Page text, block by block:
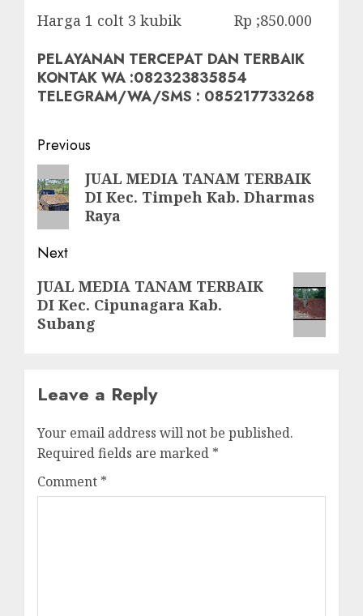
Harga 1 colt 3 kubik Rp ;850.000
PELAYANAN TERCEPAT DAN TERBAIK
KONTAK WA :082323835854
TELEGRAM/WA/SMS : 085217733268
Post
navigation
Previous
Previous
post:
JUAL MEDIA TANAM TERBAIK
DI Kec. Timpeh Kab. Dharmas
Raya
Next
Next
post:
JUAL MEDIA TANAM TERBAIK
DI Kec. Cipunagara Kab.
Subang
Leave a Reply
Your email address will not be published.
Required fields are marked *
Comment *